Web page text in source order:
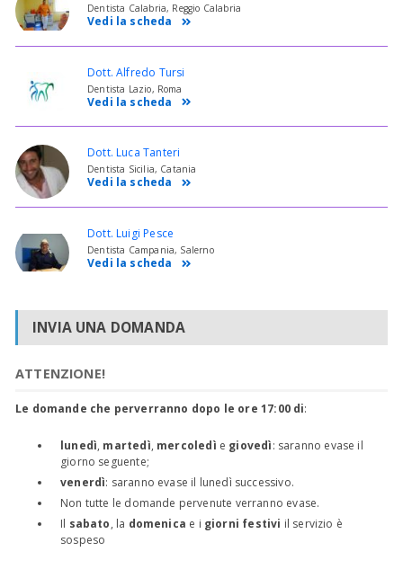
Dentista Calabria, Reggio Calabria
Vedi la scheda
Dott. Alfredo Tursi
Dentista Lazio, Roma
Vedi la scheda
Dott. Luca Tanteri
Dentista Sicilia, Catania
Vedi la scheda
Dott. Luigi Pesce
Dentista Campania, Salerno
Vedi la scheda
INVIA UNA DOMANDA
ATTENZIONE!
Le domande che perverranno dopo le ore 17:00 di:
lunedì, martedì, mercoledì e giovedì: saranno evase il
giorno seguente;
venerdì: saranno evase il lunedì successivo.
Non tutte le domande pervenute verranno evase.
Il sabato, la domenica e i giorni festivi il servizio è
sospeso